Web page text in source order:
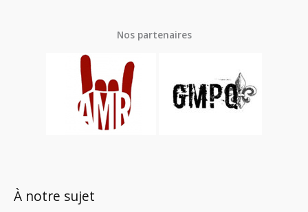
Nos partenaires
À notre sujet